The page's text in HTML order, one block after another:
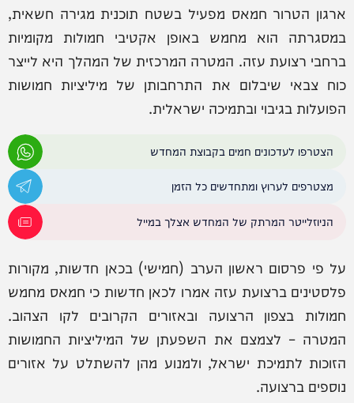
ארגון הטרור חמאס מפעיל בשטח תוכנית מגירה חשאית,
במסגרתה הוא מחמש באופן אקטיבי חמולות מקומיות
ברחבי רצועת עזה. המטרה המרכזית של המהלך היא לייצר
כוח צבאי שיבלום את התרחבותן של מיליציות חמושות
הפועלות בגיבוי ובתמיכה ישראלית.
הצטרפו לעדכונים חמים בקבוצת המחדש
מצטרפים לערוץ ומתחדשים כל הזמן
הניוזלייטר המרתק של המחדש אצלך במייל
על פי פרסום ראשון הערב (חמישי) בכאן חדשות, מקורות
פלסטינים ברצועת עזה אמרו לכאן חדשות כי חמאס מחמש
חמולות בצפון הרצועה ובאזורים הקרובים לקו הצהוב.
המטרה – לצמצם את השפעתן של המיליציות החמושות
הזוכות לתמיכת ישראל, ולמנוע מהן להשתלט על אזורים
נוספים ברצועה.